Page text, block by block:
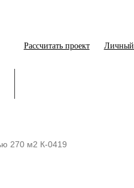
Рассчитать проект
Личный
270 м2 К-0419